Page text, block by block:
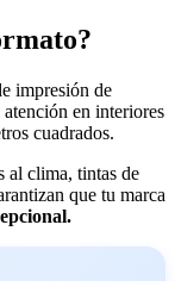
impresión de
atención en interiores
cuadrados.
al clima, tintas de
que tu marca